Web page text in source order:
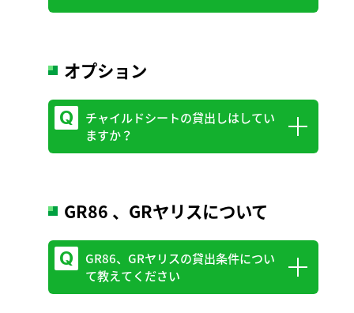
00～18：00）
い場合がございます。
Webもしくはお電話での早めのご予約をお
すすめします。
トヨタレンタカー貸渡約款上では、ご予約
は借受人（契約者）のお名前で受け付けて
なお、Web決済をご利用いただく場合、予
約者と借受人、クレジットカード名義人も
オプション
チャイルドシートの貸出しはしてい
ますか？
ります。ご予約時にお申出ください。
公式サイトの「オプション装備」をご確認
ください。
GR86 、GRヤリスについて
GR86、GRヤリスの貸出条件につい
て教えてください